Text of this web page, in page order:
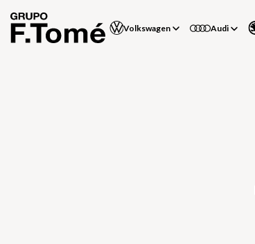
Volkswagen Audi